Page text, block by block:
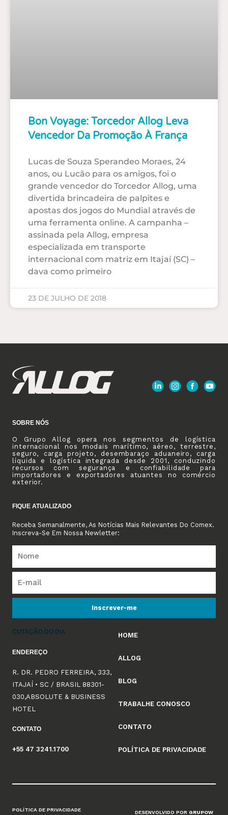
Bon Voyage: Torcedor Allog Leva
Vencedor Da Promoção À França
Lucas de Souza Sperandeo Moraes, 24
anos, ou Lucão para os amigos, foi o
grande vencedor do Torcedor Allog, uma
divertida brincadeira de palpites e
apostas dos jogos do Mundial através de
uma ferramenta online. A campanha –
assinada pela Allog, empresa
especializada em transporte
internacional com matriz em Itajaí (SC) –
dava como primeiro
23 DE JULHO DE 2018
SOBRE NÓS
O Grupo Allog opera nos segmentos de logística
internacional nos modais marítimo, aéreo, terrestre,
seguro, carga projeto, desembaraço aduaneiro, carga
líquida e logística integrada desde 2001, conduzindo
recursos com segurança e confiabilidade para
importadores e exportadores atuantes no comércio
exterior.
FIQUE ATUALIZADO
Receba Semanalmente, As Notícias Mais Relevantes Do Comex.
Inscreva-Se Em Nossa Newletter:
Inscrever-me
COTAÇÃO DO DIA
ENDEREÇO
R. DR. PEDRO FERREIRA, 333,
ITAJAÍ • SC / BRASIL 88301-
030,ABSOLUTE & BUSINESS
HOTEL
CONTATO
+55 47 3241.1700
HOME
ALLOG
BLOG
TRABALHE CONOSCO
CONTATO
POLÍTICA DE PRIVACIDADE
POLÍTICA DE PRIVACIDADE DESENVOLVIDO POR GRUPOW